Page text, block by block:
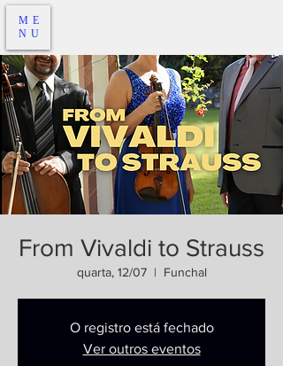
ME
NU
From Vivaldi to Strauss
quarta, 12/07
  |
Funchal
O registro está fechado
Ver outros eventos